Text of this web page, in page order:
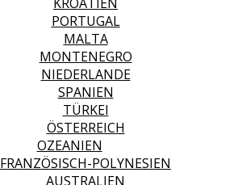
PORTUGAL
MALTA
MONTENEGRO
NIEDERLANDE
SPANIEN
TÜRKEI
ÖSTERREICH
OZEANIEN
FRANZÖSISCH-POLYNESIEN
AUSTRALIEN